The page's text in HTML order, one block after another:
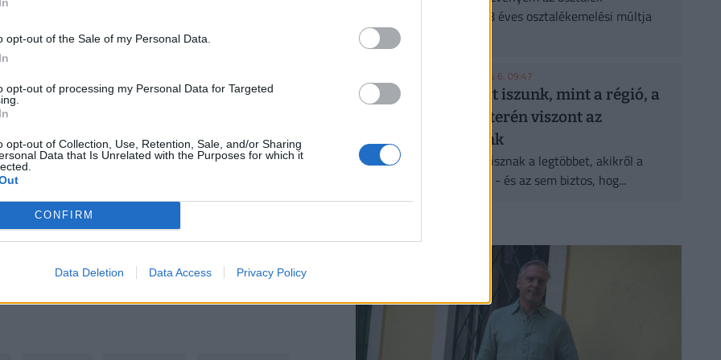
opt-out of the Sale of my Personal Data.
opt-out of processing my Personal Data for Targeted
opt-out of Collection, Use, Retention, Sale, and/or Sharing
Data that Is Unrelated with the Purposes for which it
CONFIRM
Data Deletion Data Access Privacy Policy
fontos, mert az üzemanyagárak továbbra is
tízezer forintos pluszkiadást is jelenthetnek
a Pénzcentrum jövőjét!
rövid, anonim kérdőívvel szeretnénk jobban
érdekelnek, és miben fejlődhetnénk tovább.
sőt akár új szolgáltatásokat is
mindennapi pénzügyi döntéseidben. A kitöltés
segítség számunkra.
portfóliómban, mert 48 éves osztalékemelési múltja
van, és...
| 2026. augusztus 6. 09:47
Kevesebb alkoholt iszunk, mint a régió, a
következmények terén viszont az
élbolyban vagyunk
Lehet, hogy nem azok isznak a legtöbbet, akikről a
statisztikák ezt állítják - és az sem biztos, hog...